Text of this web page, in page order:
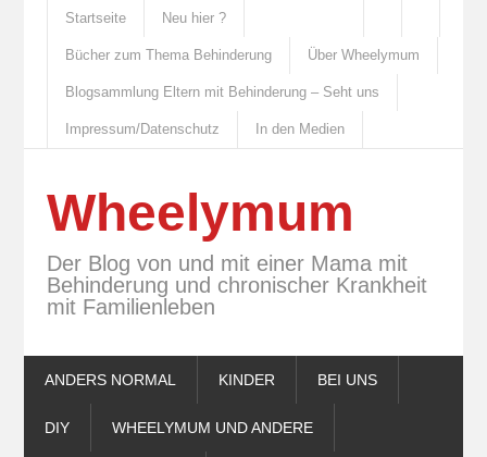
Startseite Neu hier ?
Bücher zum Thema Behinderung Über Wheelymum
Blogsammlung Eltern mit Behinderung – Seht uns
Impressum/Datenschutz In den Medien
Wheelymum
Der Blog von und mit einer Mama mit
Behinderung und chronischer Krankheit
mit Familienleben
ANDERS NORMAL KINDER BEI UNS
DIY WHEELYMUM UND ANDERE